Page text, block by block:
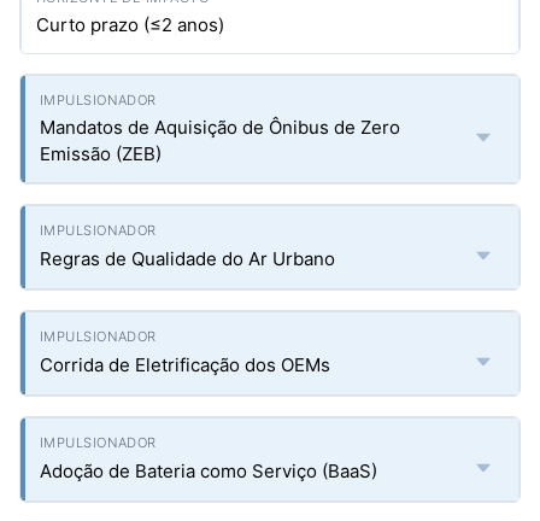
Curto prazo (≤2 anos)
Mandatos de Aquisição de Ônibus de Zero
Emissão (ZEB)
Regras de Qualidade do Ar Urbano
Corrida de Eletrificação dos OEMs
Adoção de Bateria como Serviço (BaaS)